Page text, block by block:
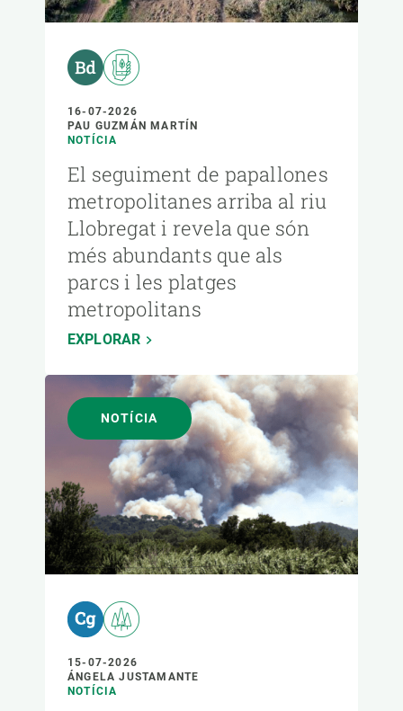
16-07-2026
PAU GUZMÁN MARTÍN
NOTÍCIA
El seguiment de papallones
metropolitanes arriba al riu
Llobregat i revela que són
més abundants que als
parcs i les platges
metropolitans
EXPLORAR
NOTÍCIA
15-07-2026
ÁNGELA JUSTAMANTE
NOTÍCIA